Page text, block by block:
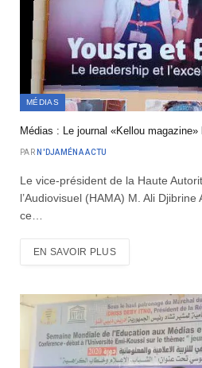
MÉDIAS
Médias : Le journal «Kellou
PAR N'DJAMÉNA ACTU
Le vice-président de la Haute
l’Audiovisuel (HAMA) M. Ali
ce…
EN SAVOIR PLUS